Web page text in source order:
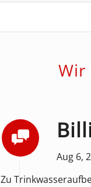
Wir
Aug 6,
Zu